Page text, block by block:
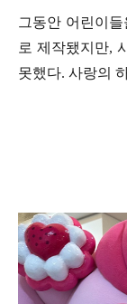
그동안 어린이
로 제작됐지만,
못했다. 사랑의